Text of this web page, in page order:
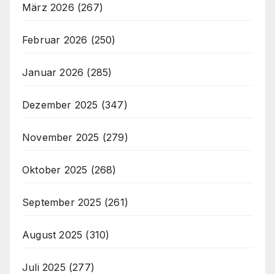
März 2026 (267)
Februar 2026 (250)
Januar 2026 (285)
Dezember 2025 (347)
November 2025 (279)
Oktober 2025 (268)
September 2025 (261)
August 2025 (310)
Juli 2025 (277)